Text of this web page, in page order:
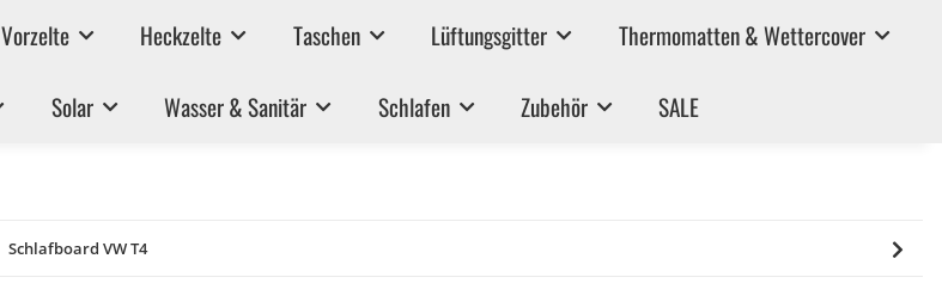
Vorzelte Heckzelte Taschen Lüftungsgitter Thermomatten & Wettercover
Solar Wasser & Sanitär Schlafen Zubehör SALE
Schlafboard VW T4